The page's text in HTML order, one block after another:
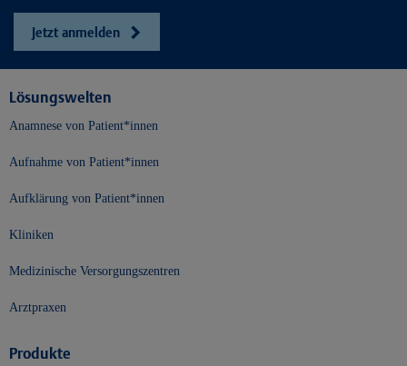
Jetzt anmelden
Lösungswelten
Anamnese von Patient*innen
Aufnahme von Patient*innen
Aufklärung von Patient*innen
Kliniken
Medizinische Versorgungszentren
Arztpraxen
Produkte